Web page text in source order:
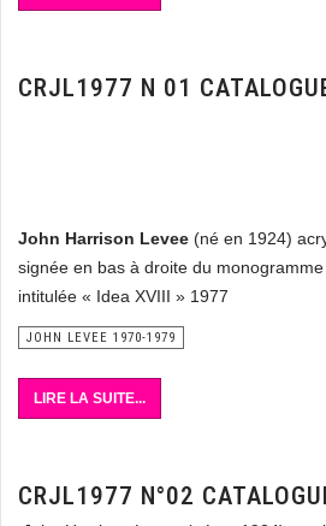
CRJL1977 N 01
John Harrison Levee (né en 1924)
signée en bas à droite du
intitulée « Idea XVIII » 1977
JOHN LEVEE 1970-1979
LIRE LA SUITE...
CRJL1977 N°02